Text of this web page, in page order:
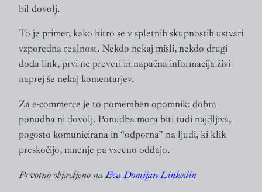
bil dovolj.
To je primer, kako hitro se v spletnih skupnostih ustvari
vzporedna realnost. Nekdo nekaj misli, nekdo drugi
doda link, prvi ne preveri in napačna informacija živi
naprej še nekaj komentarjev.
Za e-commerce je to pomemben opomnik: dobra
ponudba ni dovolj. Ponudba mora biti tudi najdljiva,
pogosto komunicirana in “odporna” na ljudi, ki klik
preskočijo, mnenje pa vseeno oddajo.
Prvotno objavljeno naEva Domijan Linkedin